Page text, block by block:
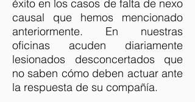
éxito en los casos de falta de nexo
causal que hemos mencionado
anteriormente. En nuestras
oficinas acuden diariamente
lesionados desconcertados que
no saben cómo deben actuar ante
la respuesta de su compañía.